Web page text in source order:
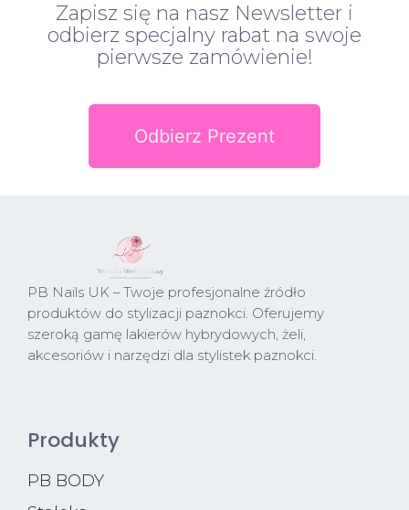
Zapisz się na nasz Newsletter i
odbierz specjalny rabat na swoje
pierwsze zamówienie!
Odbierz Prezent
PB Nails UK – Twoje profesjonalne źródło
produktów do stylizacji paznokci. Oferujemy
szeroką gamę lakierów hybrydowych, żeli,
akcesoriów i narzędzi dla stylistek paznokci.
Produkty
PB BODY